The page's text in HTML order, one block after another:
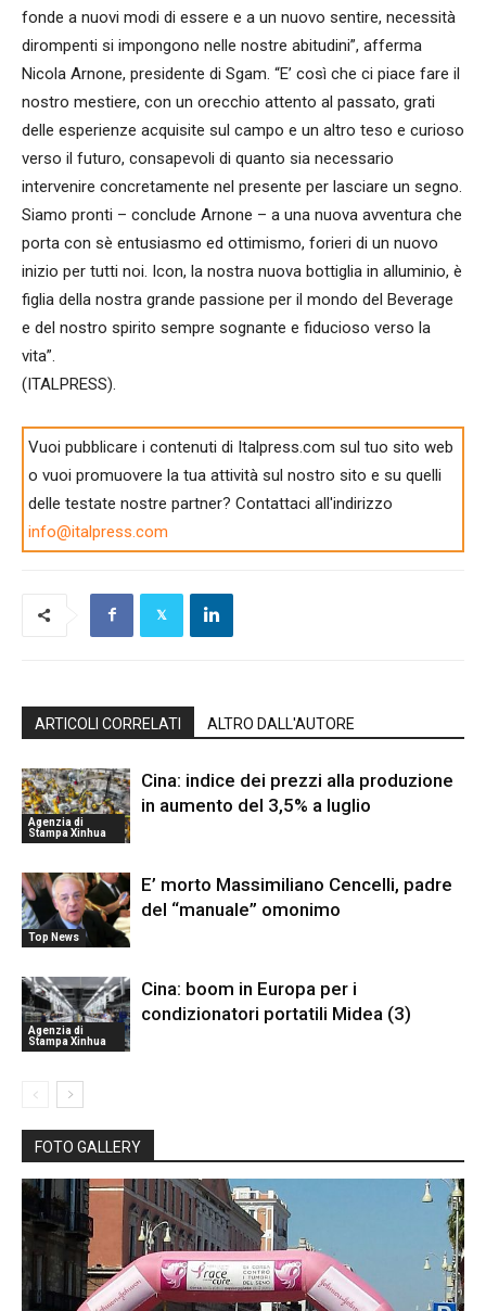
fonde a nuovi modi di essere e a un nuovo sentire, necessità
dirompenti si impongono nelle nostre abitudini”, afferma
Nicola Arnone, presidente di Sgam. “E’ così che ci piace fare il
nostro mestiere, con un orecchio attento al passato, grati
delle esperienze acquisite sul campo e un altro teso e curioso
verso il futuro, consapevoli di quanto sia necessario
intervenire concretamente nel presente per lasciare un segno.
Siamo pronti – conclude Arnone – a una nuova avventura che
porta con sè entusiasmo ed ottimismo, forieri di un nuovo
inizio per tutti noi. Icon, la nostra nuova bottiglia in alluminio, è
figlia della nostra grande passione per il mondo del Beverage
e del nostro spirito sempre sognante e fiducioso verso la
vita”.
(ITALPRESS).
Vuoi pubblicare i contenuti di Italpress.com sul tuo sito web
o vuoi promuovere la tua attività sul nostro sito e su quelli
delle testate nostre partner? Contattaci all'indirizzo
info@italpress.com
ARTICOLI CORRELATI ALTRO DALL'AUTORE
Agenzia di
Stampa Xinhua
Cina: indice dei prezzi alla produzione
in aumento del 3,5% a luglio
Top News
E’ morto Massimiliano Cencelli, padre
del “manuale” omonimo
Agenzia di
Stampa Xinhua
Cina: boom in Europa per i
condizionatori portatili Midea (3)
FOTO GALLERY